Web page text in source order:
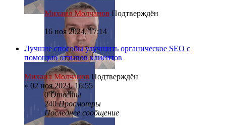
Михаил Молчанов Подтверждён
16 ноя 2024, 17:14
Лучшие способы улучшить органическое SEO с
помощью отзывов клиентов
Михаил Молчанов Подтверждён
» 02 ноя 2024, 16:55
0Ответы
240Просмотры
Последнее сообщение